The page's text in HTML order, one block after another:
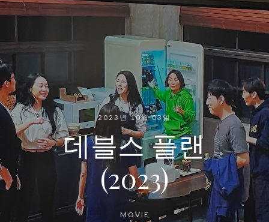
2023년 10월 03일
데블스 플랜
(2023)
MOVIE